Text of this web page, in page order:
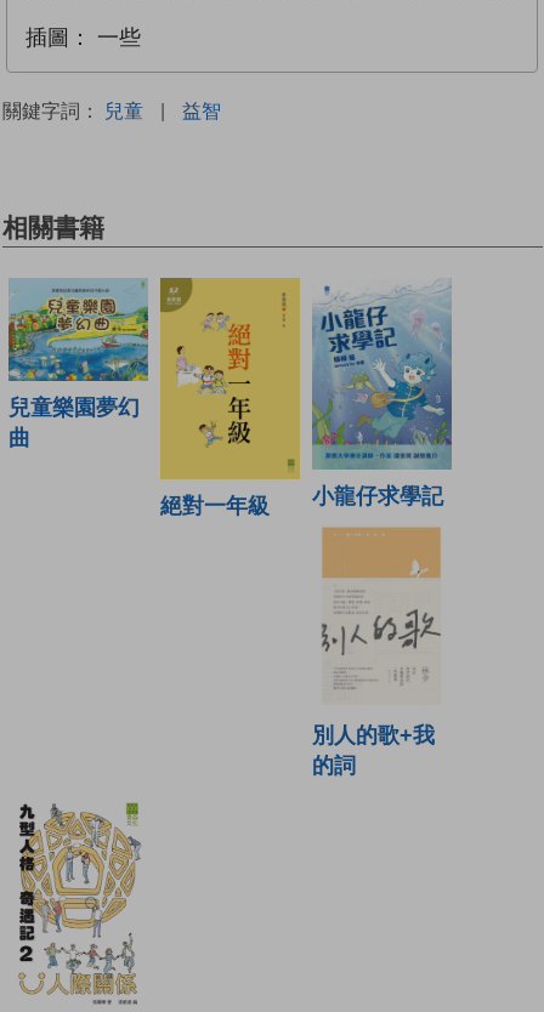
插圖： 一些
關鍵字詞： 兒童 | 益智
相關書籍
兒童樂園夢幻
曲
絕對一年級 小龍仔求學記
別人的歌+我
的詞